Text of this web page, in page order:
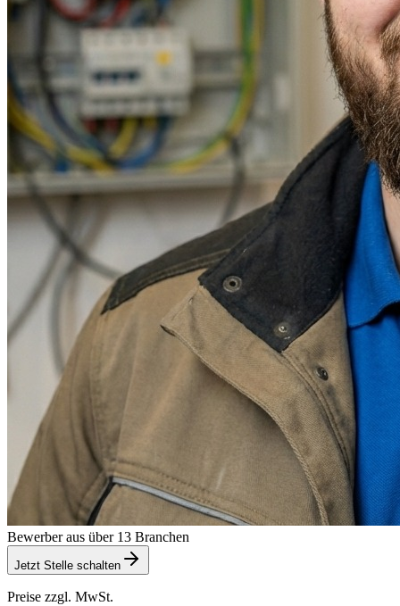
Bewerber aus über 13 Branchen
Jetzt Stelle schalten
Preise zzgl. MwSt.